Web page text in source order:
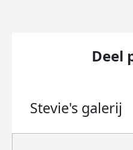
Deel
Stevie's galerij